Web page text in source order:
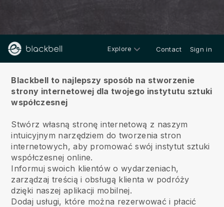
Explore Contact Sign in
Blackbell to najlepszy sposób na stworzenie
strony internetowej dla twojego instytutu sztuki
współczesnej
Stwórz własną stronę internetową z naszym
intuicyjnym narzędziem do tworzenia stron
internetowych, aby promować swój instytut sztuki
współczesnej online.
Informuj swoich klientów o wydarzeniach,
zarządzaj treścią i obsługą klienta w podróży
dzięki naszej aplikacji mobilnej.
Dodaj usługi, które można rezerwować i płacić